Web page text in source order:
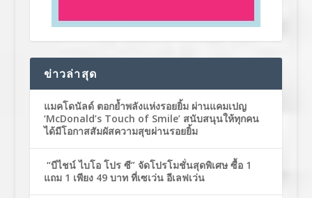
ข่าวล่าสุด
แมคโดนัลด์ ตอกย้ำพลังแห่งรอยยิ้ม ผ่านแคมเปญ
‘McDonald’s Touch of Smile’ สนับสนุนให้ทุกคน
ได้มีโอกาสสัมผัสความสุขผ่านรอยยิ้ม
“บีไชน์ ไบโอ โปร ซี” จัดโปรโมชั่นสุดพิเศษ ซื้อ 1
แถม 1 เพียง 49 บาท ที่เซเว่น อีเลฟเว่น